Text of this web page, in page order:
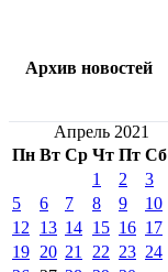
Архив новостей
Апрель 2021
Пн Вт Ср Чт Пт Сб
1
2 3
5
6 7 8 9 10
12
13 14 15 16 17
19 20 21 22 23 24